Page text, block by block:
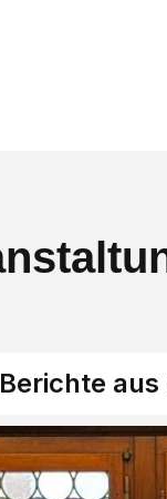
Berichte